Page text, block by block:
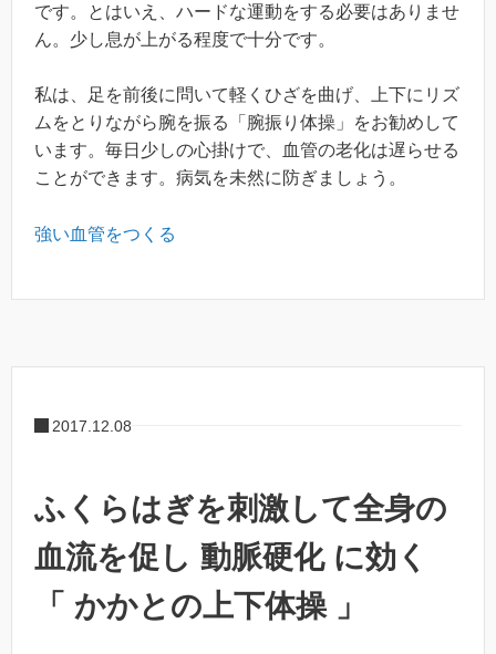
です。とはいえ、ハードな運動をする必要はありませ
ん。少し息が上がる程度で十分です。
私は、足を前後に問いて軽くひざを曲げ、上下にリズ
ムをとりながら腕を振る「腕振り体操」をお勧めして
います。毎日少しの心掛けで、血管の老化は遅らせる
ことができます。病気を未然に防ぎましょう。
強い血管をつくる
2017.12.08
ふくらはぎを刺激して全身の
血流を促し 動脈硬化 に効く
「 かかとの上下体操 」